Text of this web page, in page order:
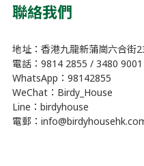
聯絡我們
地址：香港九龍新蒲崗六合街
電話：9814 2855 / 3480 9001
WhatsApp：98142855
WeChat：Birdy_House
Line：birdyhouse
電郵：